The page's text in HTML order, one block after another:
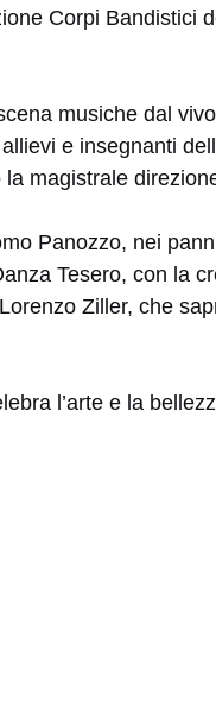
Corpi Bandistici
musiche dal
e insegnanti
magistrale
Panozzo, nei
Tesero, con la
Ziller, che
l’arte e la